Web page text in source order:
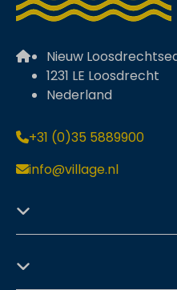
Nieuw
1231 LE Loosdrecht
Nederland
+31 (0)35 5889900
info@village.nl